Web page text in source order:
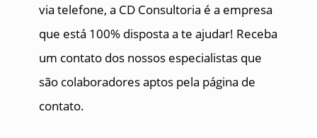
via telefone, a CD Consultoria é a empresa
que está 100% disposta a te ajudar! Receba
um contato dos nossos especialistas que
são colaboradores aptos pela página de
contato.